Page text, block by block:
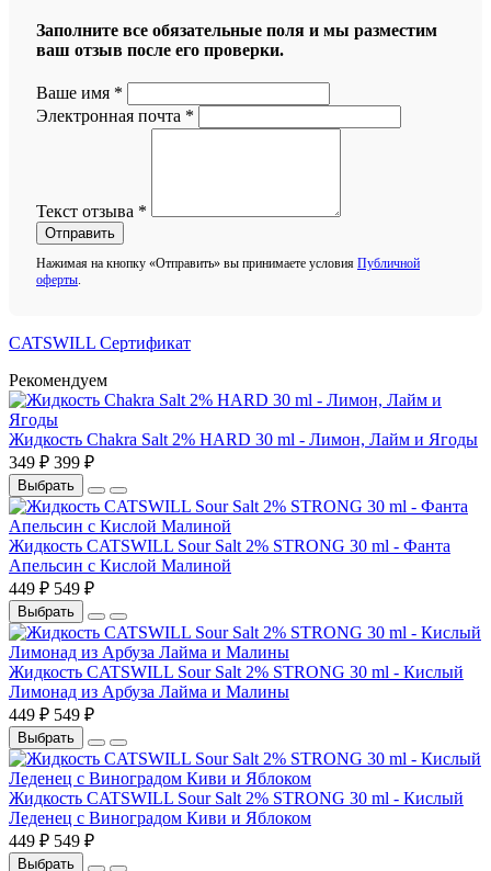
Заполните все обязательные поля и мы разместим
ваш отзыв после его проверки.
Ваше имя *
Электронная почта *
Текст отзыва *
Отправить
Нажимая на кнопку «Отправить» вы принимаете условия Публичной
оферты.
CATSWILL Сертификат
Рекомендуем
Жидкость Chakra Salt 2% HARD 30 ml - Лимон, Лайм и Ягоды
349 ₽ 399 ₽
Выбрать
Жидкость CATSWILL Sour Salt 2% STRONG 30 ml - Фанта
Апельсин с Кислой Малиной
449 ₽ 549 ₽
Выбрать
Жидкость CATSWILL Sour Salt 2% STRONG 30 ml - Кислый
Лимонад из Арбуза Лайма и Малины
449 ₽ 549 ₽
Выбрать
Жидкость CATSWILL Sour Salt 2% STRONG 30 ml - Кислый
Леденец с Виноградом Киви и Яблоком
449 ₽ 549 ₽
Выбрать